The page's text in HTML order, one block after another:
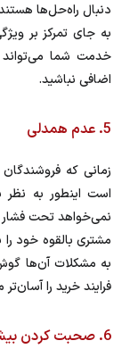
دنبال راه‌حل‌ها
به جای تمرکز بر
خدمت شما می‌تواند
اضافی نباشید.
5. عدم همدلی
زمانی که
است اینطور به
نمی‌خواهد تحت فشار
مشتری بالقوه خود
به مشکلات آن‌ها
فرایند خرید را
6. صحبت کردن بیش از حد